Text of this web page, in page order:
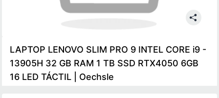
LAPTOP LENOVO SLIM PRO 9 INTEL CORE i9 -
13905H 32 GB RAM 1 TB SSD RTX4050 6GB
16 LED TÁCTIL | Oechsle